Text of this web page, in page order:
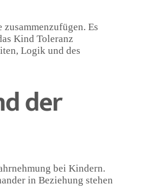
Es
Kind Toleranz
Logik und des
der
bei Kindern.
in Beziehung stehen